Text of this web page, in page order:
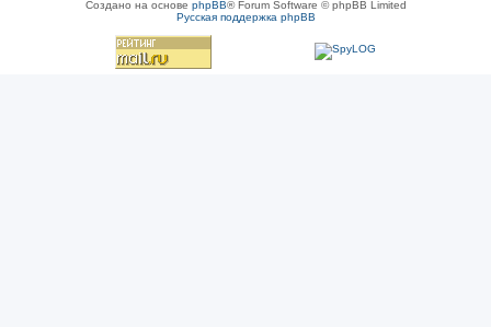
Создано на основе phpBB® Forum Software © phpBB Limited
Русская поддержка phpBB